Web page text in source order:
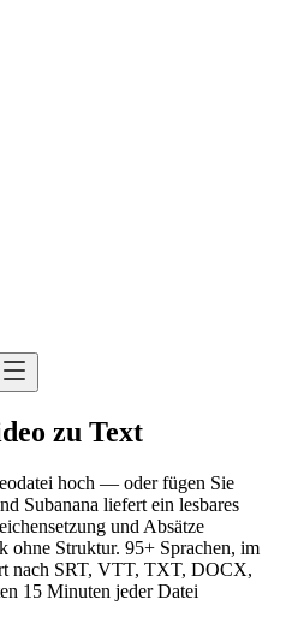
zu Text
hoch — oder fügen Sie
Subanana liefert ein lesbares
und Absätze
ohne Struktur. 95+ Sprachen, im
nach SRT, VTT, TXT, DOCX,
15 Minuten jeder Datei